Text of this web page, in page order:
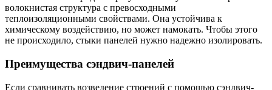
волокнистая структура с превосходными
теплоизоляционными свойствами. Она устойчива к
химическому воздействию, но может намокать. Чтобы этого
не происходило, стыки панелей нужно надежно изолировать.
Преимущества сэндвич-панелей
Если сравнивать возведение строений с помощью сэндвич-